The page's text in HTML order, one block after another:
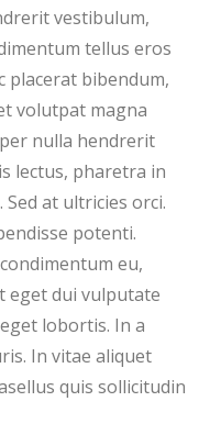
vestibulum,
tellus eros
placerat bibendum,
volutpat magna
nulla hendrerit
lectus, pharetra in
at ultricies orci.
potenti.
eu,
eget dui vulputate
lobortis. In a
In vitae aliquet
quis sollicitudin